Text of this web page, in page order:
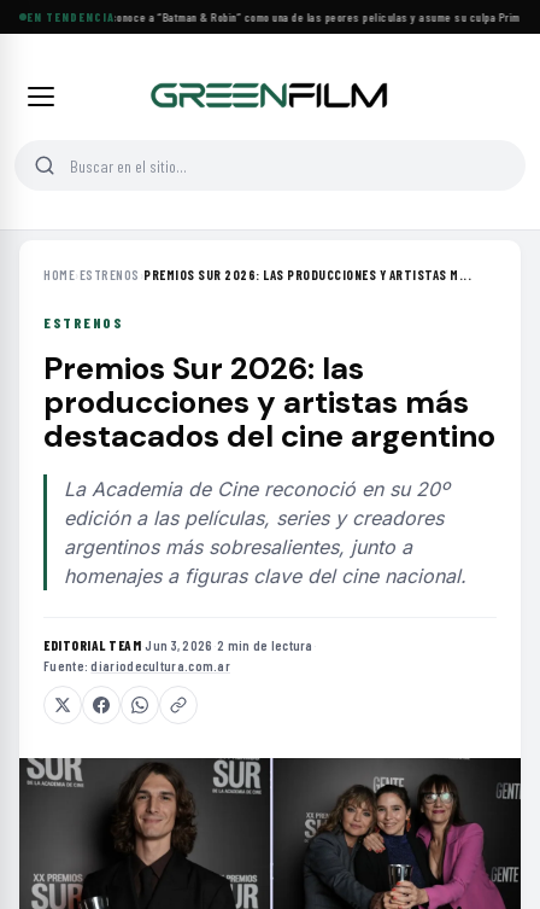
EN TENDENCIA
George Clooney reconoce a “Batman & Robin” como una de las peores películas y asume su culpa·Prime
HOME›ESTRENOS ›PREMIOS SUR 2026: LAS PRODUCCIONES Y ARTISTAS M...
ESTRENOS
Premios Sur 2026: las
producciones y artistas más
destacados del cine argentino
La Academia de Cine reconoció en su 20º
edición a las películas, series y creadores
argentinos más sobresalientes, junto a
homenajes a figuras clave del cine nacional.
EDITORIAL TEAM·Jun 3, 2026 ·2 min de lectura ·
Fuente:diariodecultura.com.ar